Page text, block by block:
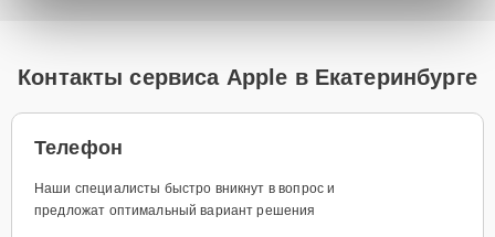
Контакты сервиса Apple в Екатеринбурге
Телефон
Наши специалисты быстро вникнут в вопрос и
предложат оптимальный вариант решения